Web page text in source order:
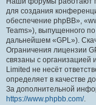
для создания
обеспечение phpBB»,
Teams»), выпущенного
дальнейшем «GPL»).
Ограничения лицензии
связаны с организацией
Limited не несёт
определяет в качестве
За дополнительной
https://www.phpbb.com/.